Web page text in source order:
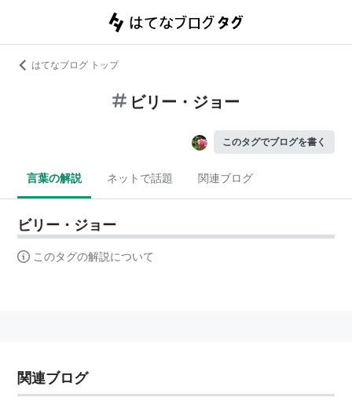
はてなブログ トップ
ビリー・ジョー
このタグでブログを書く
言葉の解説 ネットで話題 関連ブログ
ビリー・ジョー
このタグの解説について
関連ブログ